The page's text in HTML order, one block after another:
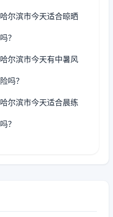
哈尔滨市今天适合晾晒
吗？
哈尔滨市今天有中暑风
险吗？
哈尔滨市今天适合晨练
吗？